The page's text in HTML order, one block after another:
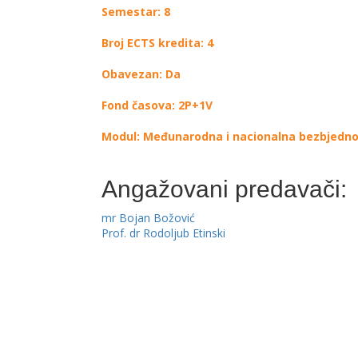
Semestar: 8
Broj ECTS kredita: 4
Obavezan: Da
Fond časova: 2P+1V
Modul: Međunarodna i nacionalna
Angažovani predavači:
mr Bojan Božović
Prof. dr Rodoljub Etinski